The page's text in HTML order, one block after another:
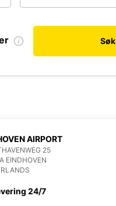
Søk
AIRPORT
25
EINDHOVEN
24/7